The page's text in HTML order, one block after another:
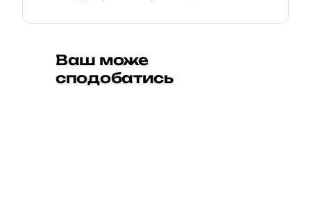
Ваш може
сподобатись